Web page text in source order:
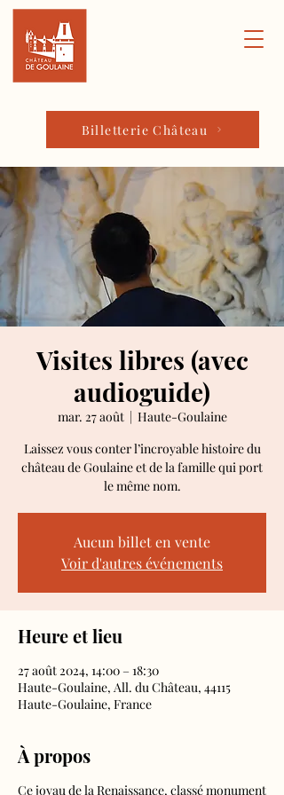
Billetterie Château
Visites libres (avec
audioguide)
mar. 27 août
  |
Haute-Goulaine
Laissez vous conter l’incroyable histoire du
château de Goulaine et de la famille qui port
le même nom.
Aucun billet en vente
Voir d'autres événements
Heure et lieu
27 août 2024, 14:00 – 18:30
Haute-Goulaine, All. du Château, 44115
Haute-Goulaine, France
À propos
Ce joyau de la Renaissance, classé monument